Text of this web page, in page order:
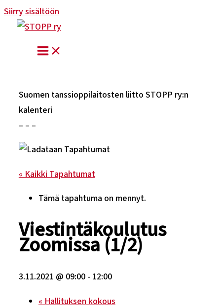
Siirry sisältöön
Suomen tanssioppilaitosten liitto STOPP ry:n
kalenteri
– – –
« Kaikki Tapahtumat
Tämä tapahtuma on mennyt.
Viestintäkoulutus
Zoomissa (1/2)
3.11.2021 @ 09:00- 12:00
« Hallituksen kokous